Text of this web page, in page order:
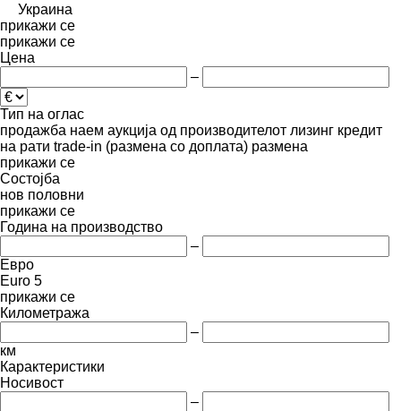
Украина
прикажи се
прикажи се
Цена
–
Тип на оглас
продажба наем аукција од производителот лизинг кредит
на рати trade-in (размена со доплата) размена
прикажи се
Состојба
нов половни
прикажи се
Година на производство
–
Евро
Euro 5
прикажи се
Километража
–
км
Карактеристики
Носивост
–